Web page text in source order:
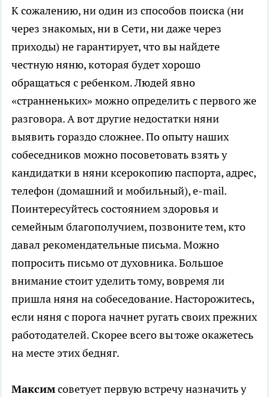
К сожалению, ни один из способов поиска (ни
через знакомых, ни в Сети, ни даже через
приходы) не гарантирует, что вы найдете
честную няню, которая будет хорошо
обращаться с ребенком. Людей явно
«странненьких» можно определить с первого же
разговора. А вот другие недостатки няни
выявить гораздо сложнее. По опыту наших
собеседников можно посоветовать взять у
кандидатки в няни ксерокопию паспорта, адрес,
телефон (домашний и мобильный), e-mail.
Поинтересуйтесь состоянием здоровья и
семейным благополучием, позвоните тем, кто
давал рекомендательные письма. Можно
попросить письмо от духовника. Большое
внимание стоит уделить тому, вовремя ли
пришла няня на собеседование. Насторожитесь,
если няня с порога начнет ругать своих прежних
работодателей. Скорее всего вы тоже окажетесь
на месте этих бедняг.
Максимсоветует первую встречу назначить у